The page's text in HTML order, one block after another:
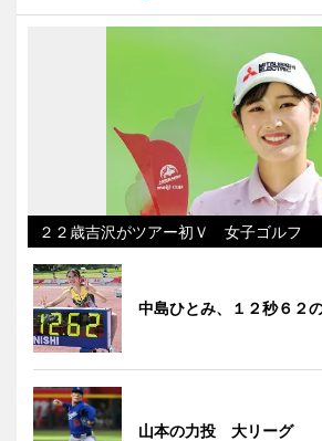
２２歳吉沢がツアー初Ｖ 女子ゴルフ
中島ひとみ、１２秒６２
山本の力投 大リーグ